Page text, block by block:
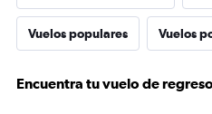
Vuelos populares Vuelos
Encuentra tu vuelo de